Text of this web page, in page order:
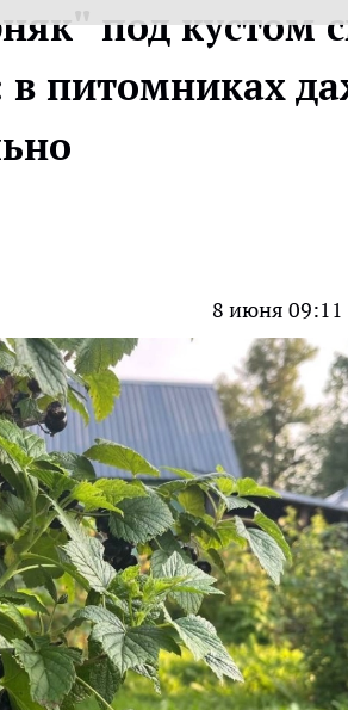
под кустом
питомниках
8 июня 09:11